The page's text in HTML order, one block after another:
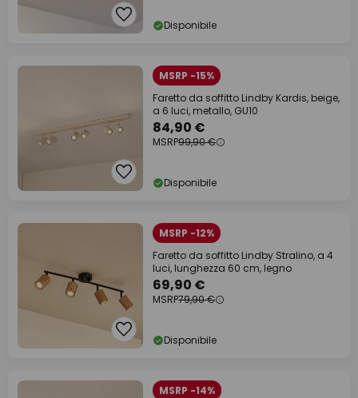
Disponibile
MSRP -15%
Faretto da soffitto Lindby Kardis, beige,
a 6 luci, metallo, GU10
84,90 €
MSRP99,90 €
Disponibile
MSRP -12%
Faretto da soffitto Lindby Stralino, a 4
luci, lunghezza 60 cm, legno
69,90 €
MSRP79,90 €
Disponibile
MSRP -14%